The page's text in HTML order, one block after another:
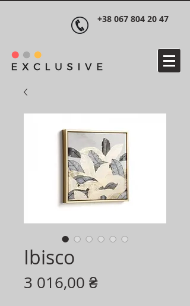
+38 067 804 20 47
Ibisco
3 016,00 ₴Ціна